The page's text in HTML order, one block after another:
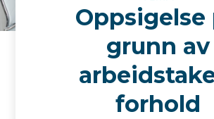
Oppsigelse
grunn av
forhold